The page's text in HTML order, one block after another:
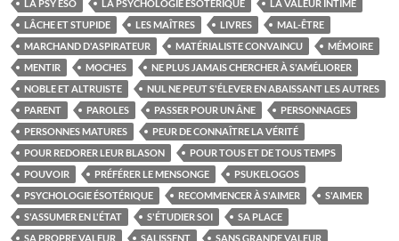
LA PSY ÉSO LA PSYCHOLOGIE ÉSOTÉRIQUE
LA VALEUR INTIME
LÂCHE ET STUPIDE
LES MAÎTRES LIVRES
MAL-ÊTRE
MARCHAND D'ASPIRATEUR
MATÉRIALISTE CONVAINCU
MÉMOIRE
MENTIR
MOCHES
NE PLUS JAMAIS CHERCHER À S'AMÉLIORER
NOBLE ET ALTRUISTE
NUL NE PEUT S'ÉLEVER EN ABAISSANT LES AUTRES
PARENT
PAROLES PASSER POUR UN ÂNE
PERSONNAGES
PERSONNES MATURES
PEUR DE CONNAÎTRE LA VÉRITÉ
POUR REDORER LEUR BLASON
POUR TOUS ET DE TOUS TEMPS
POUVOIR
PRÉFÉRER LE MENSONGE
PSUKELOGOS
PSYCHOLOGIE ÉSOTÉRIQUE
RECOMMENCER À S'AIMER
S'AIMER
S'ASSUMER EN L'ÉTAT
S'ÉTUDIER SOI
SA PLACE
SA PROPRE VALEUR
SALISSENT
SANS GRANDE VALEUR